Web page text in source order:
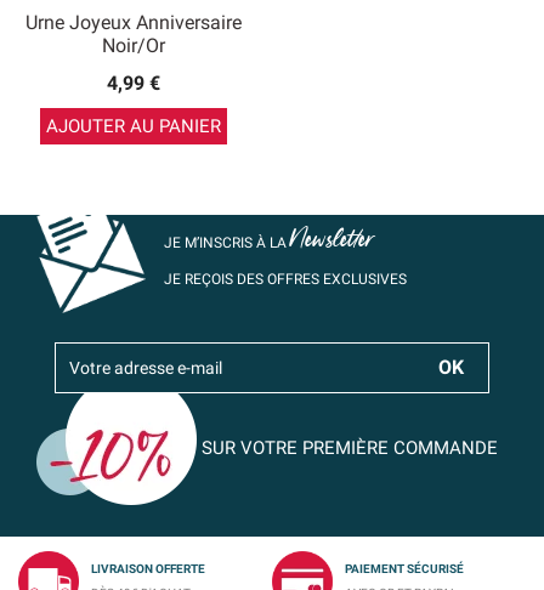
Urne Joyeux Anniversaire
Noir/or
4,99 €
AJOUTER AU PANIER
JE M’INSCRIS À LANewsletter
JE REÇOIS DES OFFRES EXCLUSIVES
SUR VOTRE PREMIÈRE COMMANDE
LIVRAISON OFFERTE
PAIEMENT SÉCURISÉ